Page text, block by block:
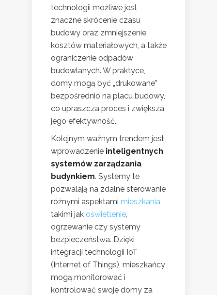
technologii możliwe jest
znaczne skrócenie czasu
budowy oraz zmniejszenie
kosztów materiałowych, a także
ograniczenie odpadów
budowlanych. W praktyce,
domy mogą być „drukowane”
bezpośrednio na placu budowy,
co upraszcza proces i zwiększa
jego efektywność.
Kolejnym ważnym trendem jest
wprowadzenie inteligentnych
systemów zarządzania
budynkiem. Systemy te
pozwalają na zdalne sterowanie
różnymi aspektami mieszkania,
takimi jak oświetlenie,
ogrzewanie czy systemy
bezpieczeństwa. Dzięki
integracji technologii IoT
(Internet of Things), mieszkańcy
mogą monitorować i
kontrolować swoje domy za